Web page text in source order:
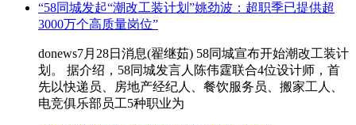
“58同城发起“潮改工装计划”姚劲波：超职季已提供超
3000万个高质量岗位”
donews7月28日消息(翟继茹) 58同城宣布开始潮改工装计
划。 据介绍，58同城发言人陈伟霆联合4位设计师，首
先以快递员、房地产经纪人、餐饮服务员、搬家工人、
电竞俱乐部员工5种职业为